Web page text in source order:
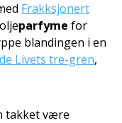
Frakksjonert
parfyme for
blandingen i en
Livets tre-gren,
takket være